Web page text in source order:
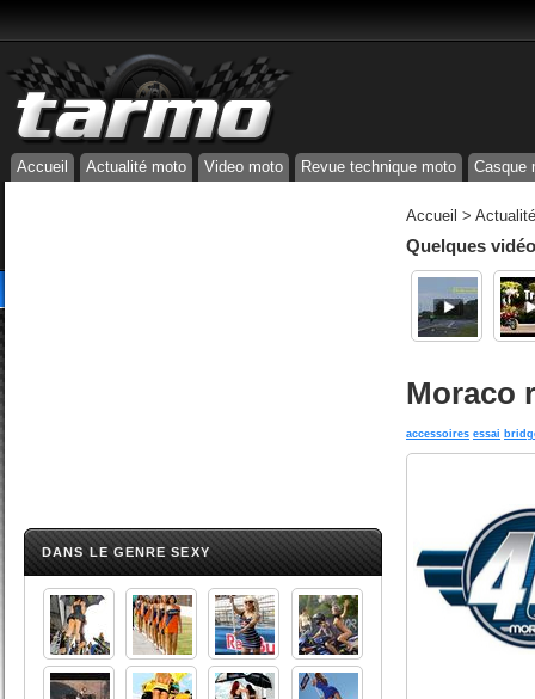
Accueil Actualité moto Video moto Revue technique moto Casque
DANS LE GENRE SEXY
Accueil >
Quelques
Moraco
accessoires essai